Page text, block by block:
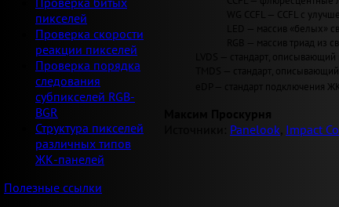
пикселей
Проверка скорости
реакции пикселей
Проверка порядка
следования
субпикселей RGB-
BGR
Структура пикселей
различных типов
ЖК-панелей
Полезные ссылки
WG CCFL — CCFL с
LED — массив «белых»
RGB — массив триад
LVDS — стандарт,
TMDS — стандарт,
eDP — стандарт подключения
Максим Проскурня
Panelook, Impact